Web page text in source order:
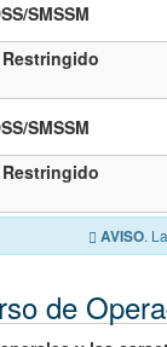
SMSSM
SMSSM
AVISO.
de